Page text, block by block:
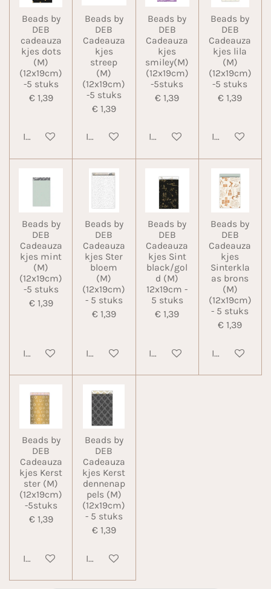
Beads by
DEB
cadeauza
kjes dots
(M)
(12x19cm)
-5 stuks
€ 1,39
In winkelwagen
Beads by
DEB
Cadeauza
kjes
streep
(M)
(12x19cm)
-5 stuks
€ 1,39
In winkelwagen
Beads by
DEB
Cadeauza
kjes
smiley(M)
(12x19cm)
-5stuks
€ 1,39
In winkelwagen
Beads by
DEB
Cadeauza
kjes lila
(M)
(12x19cm)
-5 stuks
€ 1,39
In
Beads by
DEB
Cadeauza
kjes mint
(M)
(12x19cm)
-5 stuks
€ 1,39
In winkelwagen
Beads by
DEB
Cadeauza
kjes Ster
bloem
(M)
(12x19cm)
- 5 stuks
€ 1,39
In winkelwagen
Beads by
DEB
Cadeauza
kjes Sint
black/gol
d (M)
12x19cm -
5 stuks
€ 1,39
In winkelwagen
Beads by
DEB
Cadeauza
kjes
Sinterkla
as brons
(M)
(12x19cm)
- 5 stuks
€ 1,39
In
Beads by
DEB
Cadeauza
kjes Kerst
ster (M)
(12x19cm)
-5stuks
€ 1,39
In winkelwagen
Beads by
DEB
Cadeauza
kjes Kerst
dennenap
pels (M)
(12x19cm)
- 5 stuks
€ 1,39
In winkelwagen